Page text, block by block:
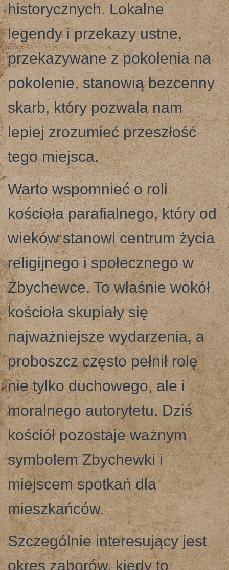
historycznych. Lokalne
legendy i przekazy ustne,
przekazywane z pokolenia na
pokolenie, stanowią bezcenny
skarb, który pozwala nam
lepiej zrozumieć przeszłość
tego miejsca.
Warto wspomnieć o roli
kościoła parafialnego, który od
wieków stanowi centrum życia
religijnego i społecznego w
Zbychewce. To właśnie wokół
kościoła skupiały się
najważniejsze wydarzenia, a
proboszcz często pełnił rolę
nie tylko duchowego, ale i
moralnego autorytetu. Dziś
kościół pozostaje ważnym
symbolem Zbychewki i
miejscem spotkań dla
mieszkańców.
Szczególnie interesujący jest
okres zaborów, kiedy to